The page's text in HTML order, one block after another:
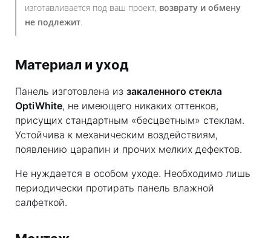
изготавливается под ваш проект, возврату и обмену
не подлежит.
Материал и уход
Панель изготовлена из закаленного стекла
OptiWhite, не имеющего никаких оттенков,
присущих стандартным «бесцветным» стеклам.
Устойчива к механическим воздействиям,
появлению царапин и прочих мелких дефектов.
Не нуждается в особом уходе. Необходимо лишь
периодически протирать панель влажной
салфеткой.